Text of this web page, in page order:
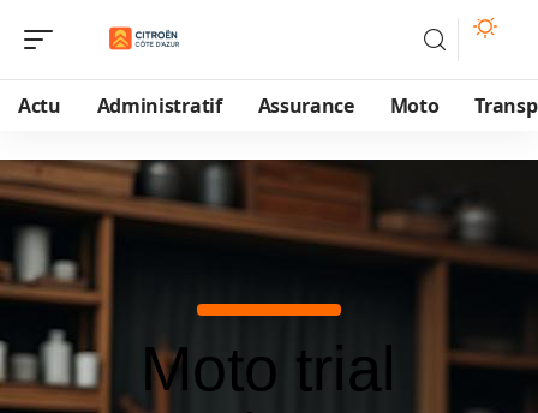
Actu Administratif Assurance Moto
Moto trial